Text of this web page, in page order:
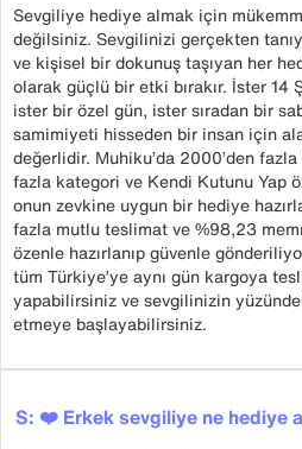
Sevgiliye hediye almak için
değilsiniz. Sevgilinizi gerçekten
ve kişisel bir dokunuş taşıyan her
olarak güçlü bir etki bırakır. İster 14
ister bir özel gün, ister sıradan bir
samimiyeti hisseden bir insan için
değerlidir. Muhiku’da 2000’den
fazla kategori ve Kendi Kutunu Yap
onun zevkine uygun bir hediye
fazla mutlu teslimat ve %98,23
özenle hazırlanıp güvenle
tüm Türkiye’ye aynı gün kargoya
yapabilirsiniz ve sevgilinizin
etmeye başlayabilirsiniz.
S: ❤️ Erkek sevgiliye ne hediye